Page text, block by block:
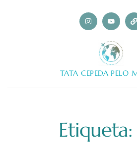
TATA CEPEDA PELO
Etiqueta: